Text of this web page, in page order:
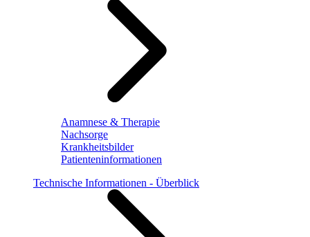
Anamnese & Therapie
Nachsorge
Krankheitsbilder
Patienteninformationen
Technische Informationen - Überblick